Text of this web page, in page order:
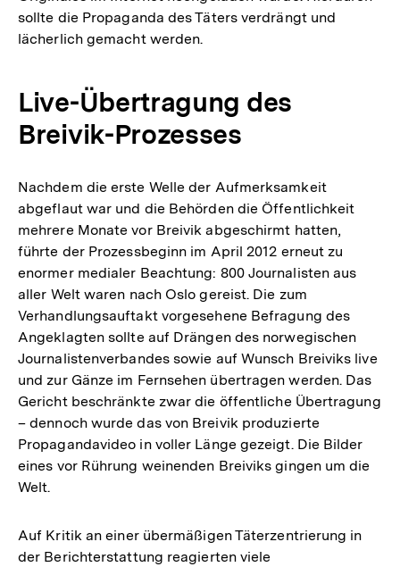
sollte die Propaganda des Täters verdrängt und
lächerlich gemacht werden.
Live-Übertragung des
Breivik-Prozesses
Nachdem die erste Welle der Aufmerksamkeit
abgeflaut war und die Behörden die Öffentlichkeit
mehrere Monate vor Breivik abgeschirmt hatten,
führte der Prozessbeginn im April 2012 erneut zu
enormer medialer Beachtung: 800 Journalisten aus
aller Welt waren nach Oslo gereist. Die zum
Verhandlungsauftakt vorgesehene Befragung des
Angeklagten sollte auf Drängen des norwegischen
Journalistenverbandes sowie auf Wunsch Breiviks live
und zur Gänze im Fernsehen übertragen werden. Das
Gericht beschränkte zwar die öffentliche Übertragung
– dennoch wurde das von Breivik produzierte
Propagandavideo in voller Länge gezeigt. Die Bilder
eines vor Rührung weinenden Breiviks gingen um die
Welt.
Auf Kritik an einer übermäßigen Täterzentrierung in
der Berichterstattung reagierten viele